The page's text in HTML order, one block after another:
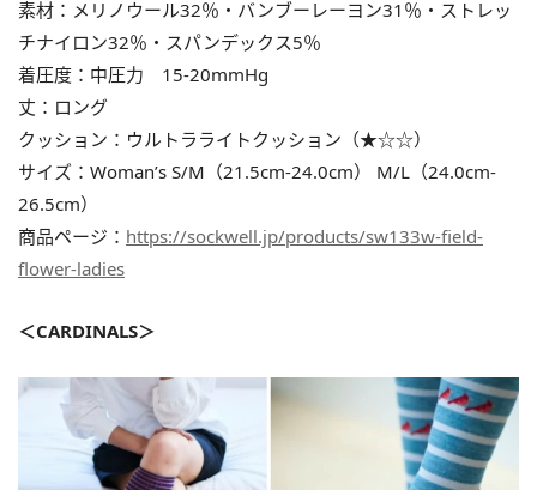
素材：メリノウール32％・バンブーレーヨン31％・ストレッ
チナイロン32％・スパンデックス5％
着圧度：中圧力 15-20mmHg
丈：ロング
クッション：ウルトラライトクッション（★☆☆）
サイズ：Woman’s S/M（21.5cm-24.0cm） M/L（24.0cm-
26.5cm）
商品ページ： https://sockwell.jp/products/sw133w-field-
flower-ladies
＜CARDINALS＞